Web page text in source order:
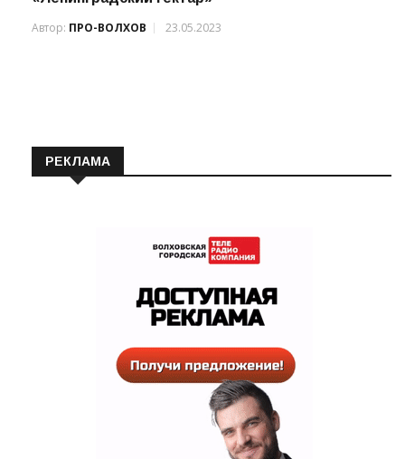
Автор: ПРО-ВОЛХОВ 23.05.2023
РЕКЛАМА